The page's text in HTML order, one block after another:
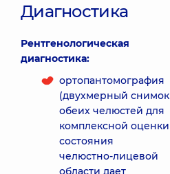
Диагностика
Рентгенологическая
диагностика:
ортопантомография
(двухмерный снимок
обеих челюстей для
комплексной оценки
состояния
челюстно-лицевой
области дает